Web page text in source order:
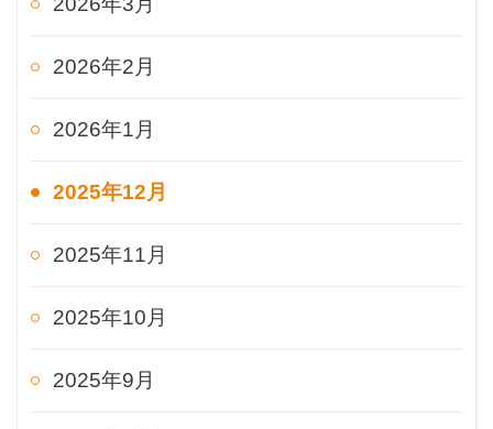
2026年2月
2026年1月
2025年12月
2025年11月
2025年10月
2025年9月